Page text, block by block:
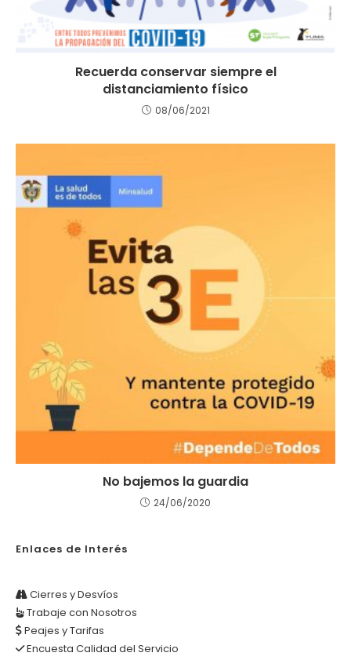
Recuerda conservar siempre el
distanciamiento físico
08/06/2021
No bajemos la guardia
24/06/2020
Enlaces de Interés
Cierres y Desvíos
Trabaje con Nosotros
Peajes y Tarifas
Encuesta Calidad del Servicio